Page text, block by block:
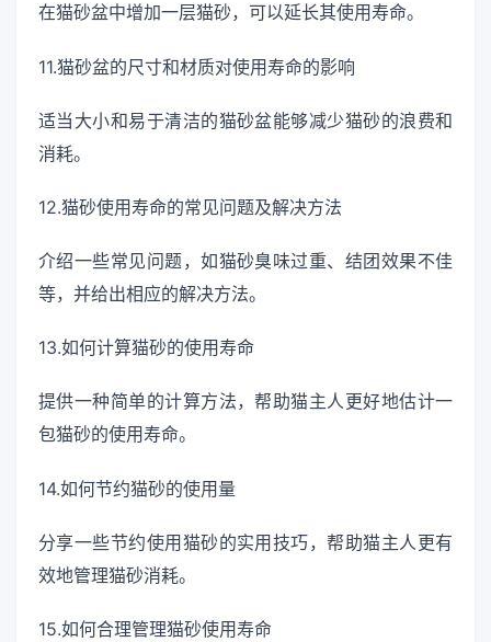
在猫砂盆中增加一层猫砂，可以延长其使用寿命。
11.猫砂盆的尺寸和材质对使用寿命的影响
适当大小和易于清洁的猫砂盆能够减少猫砂的浪费和
消耗。
12.猫砂使用寿命的常见问题及解决方法
介绍一些常见问题，如猫砂臭味过重、结团效果不佳
等，并给出相应的解决方法。
13.如何计算猫砂的使用寿命
提供一种简单的计算方法，帮助猫主人更好地估计一
包猫砂的使用寿命。
14.如何节约猫砂的使用量
分享一些节约使用猫砂的实用技巧，帮助猫主人更有
效地管理猫砂消耗。
15.如何合理管理猫砂使用寿命